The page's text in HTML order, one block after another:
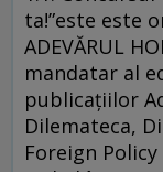
ta!”este este
ADEVĂRUL
mandatar al
publicaţiilor
Dilemateca,
Foreign